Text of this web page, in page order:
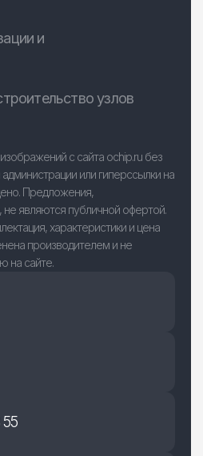
и
узлов
с сайта ochip.ru без
или гиперссылки на
Предложения,
не являются публичной офертой.
характеристики и цена
производителем и не
на сайте.